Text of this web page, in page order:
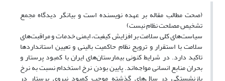
(صحت مطالب مقاله بر عهده نویسنده است و بیانگر دیدگاه مجمع
تشخیص مصلحت نظام نیست)
سیاست‌های کلی سلامت بر افزایش کیفیت، ایمنی خدمات و مراقبت‌های
سلامت با استقرار و ترویج نظام حاکمیت بالینی و تعیین استانداردها
تاکید دارد. در شرایط کنونی بیمارستان‌های ایران با کمبود پرستار و
بحران منابع انسانی مواجه‌‌اند. پایین بودن نرخ استخدام نسبت به نرخ